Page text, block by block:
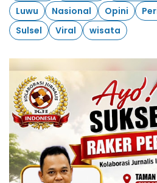
Luwu
Nasional Opini
Sulsel
Viral wisata